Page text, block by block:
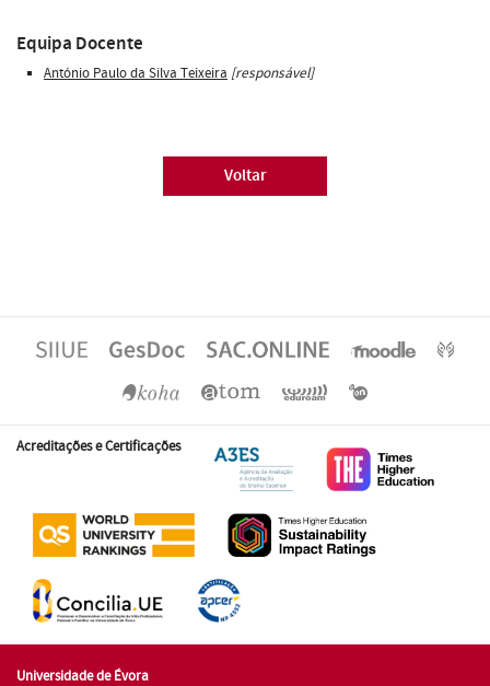
Equipa Docente
António Paulo da Silva Teixeira [responsável]
Voltar
Acreditações e Certificações
Universidade de Évora